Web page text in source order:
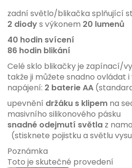
zadní světlo/blikačka splňující
2 diodys výkonem 20 lumenů
40 hodin svícení
86 hodin blikání
Celé sklo blikačky je zapínací/
takže ji můžete snadno ovládat
napájení: 2 baterie AA
upevnění držáku s klipem na
masivního silikonového pásku
snadné odejmutí světla z
(stisknete pojistku a světlu
Poznámka
Toto je skutečné provedení